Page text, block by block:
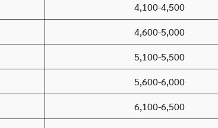
4,100-4,500
4,600-5,000
5,100-5,500
5,600-6,000
6,100-6,500